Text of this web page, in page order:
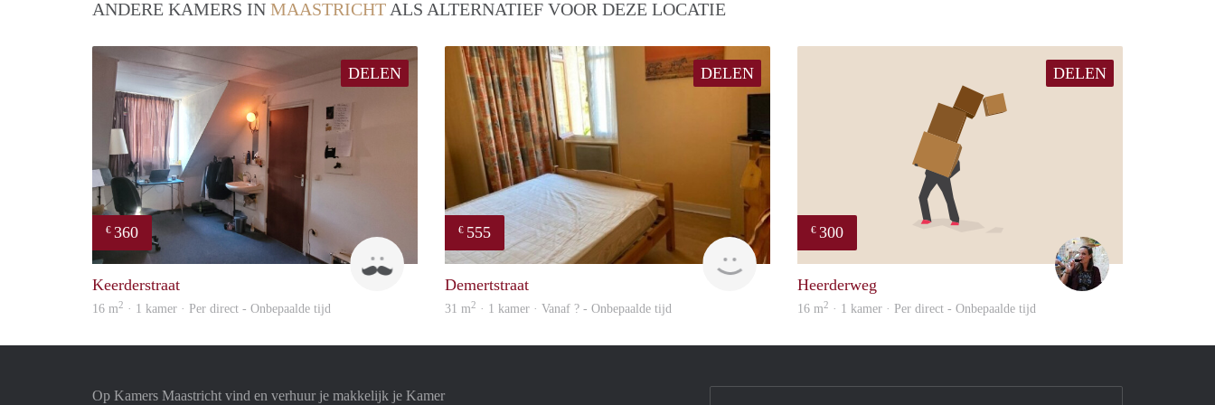
ANDERE KAMERS IN MAASTRICHT ALS ALTERNATIEF VOOR DEZE LOCATIE
DELEN
€ 360
Keerderstraat
16 m2 · 1 kamer · Per direct - Onbepaalde tijd
DELEN
€ 555
finder
Demertstraat
31 m2 · 1 kamer · Vanaf ? - Onbepaalde tijd
DELEN
€ 300
Heerderweg
16 m2 · 1 kamer · Per direct - Onbepaalde tijd
Op Kamers Maastricht vind en verhuur je makkelijk je Kamer